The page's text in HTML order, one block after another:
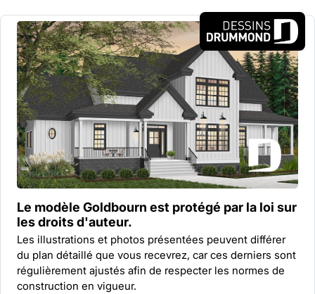
Le modèle Goldbourn est protégé par la loi sur
les droits d'auteur.
Les illustrations et photos présentées peuvent différer
du plan détaillé que vous recevrez, car ces derniers sont
régulièrement ajustés afin de respecter les normes de
construction en vigueur.